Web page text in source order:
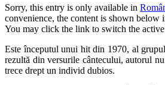
Sorry, this entry is only available in
convenience, the content is shown below
You may click the link to switch the active
Este începutul unui hit din 1970, al
rezultă din versurile cântecului, autorul
trece drept un individ dubios.